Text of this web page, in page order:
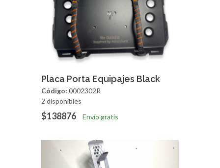
Agregar Vista Rapida
Placa Porta Equipajes Black
Código: 0002302R
2 disponibles
$138876 Envío gratis